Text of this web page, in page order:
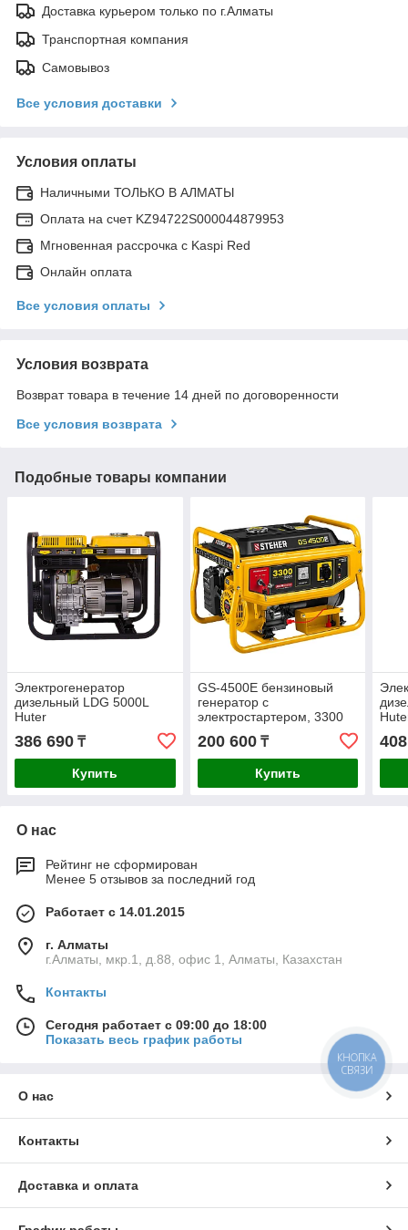
Доставка курьером только по г.Алматы
Транспортная компания
Самовывоз
Все условия доставки
Условия оплаты
Наличными ТОЛЬКО В АЛМАТЫ
Оплата на счет KZ94722S000044879953
Мгновенная рассрочка с Kaspi Red
Онлайн оплата
Все условия оплаты
Условия возврата
Возврат товара в течение 14 дней по договоренности
Все условия возврата
Подобные товары компании
Электрогенератор
дизельный LDG 5000L
Huter
386 690 ₸
Купить
GS-4500Е бензиновый
генератор с
электростартером, 3300
Вт, STEHER
200 600₸
Купить
О нас
Рейтинг не сформирован
Менее 5 отзывов за последний год
Работает с 14.01.2015
г. Алматы
г.Алматы, мкр.1, д.88, офис 1, Алматы, Казахстан
Контакты
Сегодня работает с 09:00 до 18:00
Показать весь график работы
О нас
Контакты
Доставка и оплата
КНОПКА
СВЯЗИ